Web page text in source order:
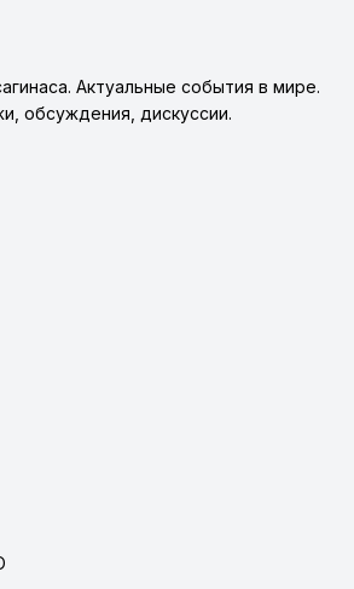
Актуальные события в мире.
обсуждения, дискуссии.